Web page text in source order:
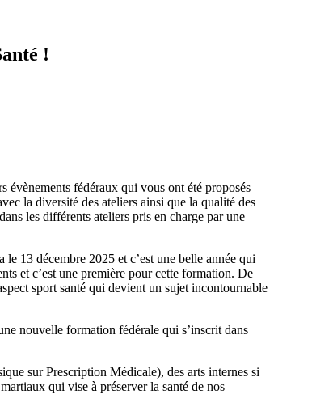
!
évènements fédéraux qui vous ont été proposés
la diversité des ateliers ainsi que la qualité des
les différents ateliers pris en charge par une
13 décembre 2025 et c’est une belle année qui
et c’est une première pour cette formation. De
sport santé qui devient un sujet incontournable
nouvelle formation fédérale qui s’inscrit dans
sur Prescription Médicale), des arts internes si
qui vise à préserver la santé de nos